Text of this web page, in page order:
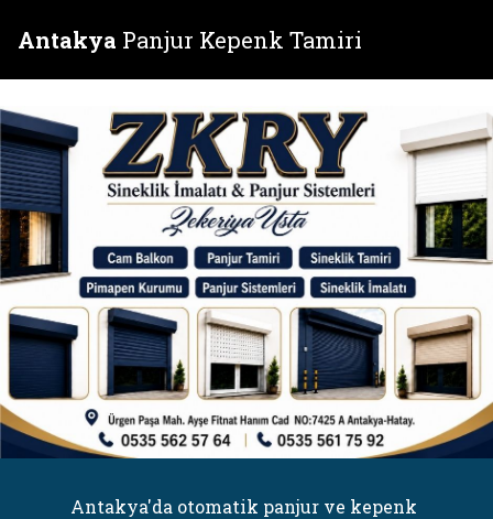
Antakya Panjur Kepenk Tamiri
Antakya'da otomatik panjur ve kepenk